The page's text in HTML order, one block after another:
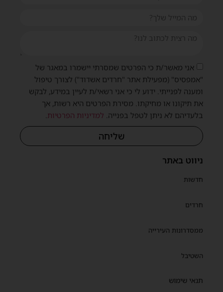
ניווט באתר
חדשות
חרדים
ממסדרונות העירייה
השטיבל
תנאי שימוש
אני מאשר/ת כי הפרטים שמסרתי יישמרו במאגר של
"אמפסיס" (מפעילת אתר "חרדים אשדוד") לצורך טיפול
ומענה לפנייתי. ידוע לי כי אני רשאי/ת לעיין במידע, לבקש
את תיקונו או מחיקתו. מסירת הפרטים היא רשות, אך
בלעדיהם לא ניתן לטפל בפנייה.למדיניות הפרטיות.
שליחה